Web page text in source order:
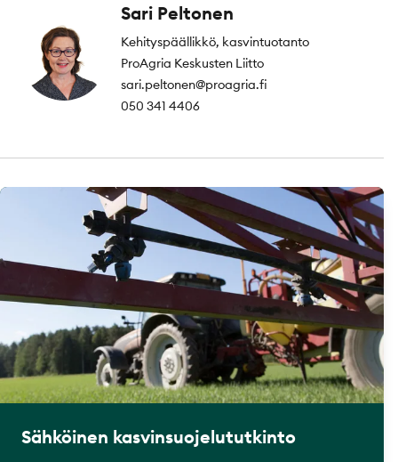
Sari Peltonen
Kehityspäällikkö, kasvintuotanto
ProAgria Keskusten Liitto
sari.peltonen@proagria.fi
050 341 4406
Sähköinen kasvinsuojelututkinto